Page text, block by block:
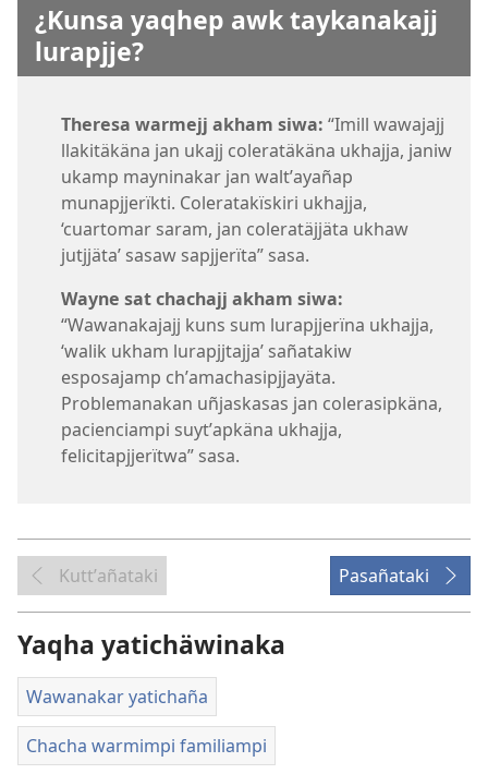
¿Kunsa yaqhep awk taykanakajj
lurapjje?
Theresa warmejj akham siwa: “Imill wawajajj
llakitäkäna jan ukajj coleratäkäna ukhajja, janiw
ukamp mayninakar jan waltʼayañap
munapjjerïkti. Coleratakïskiri ukhajja,
‘cuartomar saram, jan coleratäjjäta ukhaw
jutjjäta’ sasaw sapjjerïta” sasa.
Wayne sat chachajj akham siwa:
“Wawanakajajj kuns sum lurapjjerïna ukhajja,
‘walik ukham lurapjjtajja’ sañatakiw
esposajamp chʼamachasipjjayäta.
Problemanakan uñjaskasas jan colerasipkäna,
pacienciampi suytʼapkäna ukhajja,
felicitapjjerïtwa” sasa.
Kuttʼañataki Pasañataki
Yaqha yatichäwinaka
Wawanakar yatichaña
Chacha warmimpi familiampi